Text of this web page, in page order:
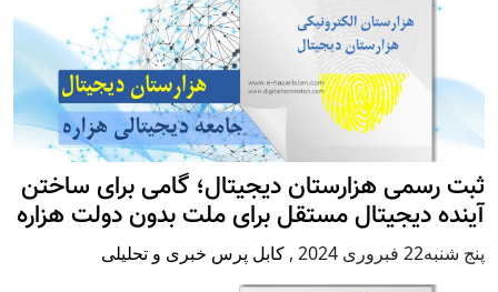
ثبت رسمی هزارستان دیجیتال؛ گامی برای ساختن
آینده دیجیتال مستقل برای ملت بدون دولت هزاره
پنج شنبه22 فبروری 2024 , کابل پرس خبری و تحلیلی